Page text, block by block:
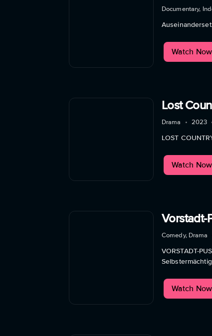
Documentary,
Watch Now
Lost
Drama • 2023
LOST
Watch Now
Vorstadt-
Comedy, Drama
VORSTADT-
Watch Now